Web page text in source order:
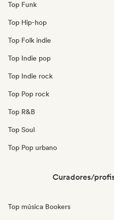
Top Funk
Top Hip-hop
Top Folk indie
Top Indie pop
Top Indie rock
Top Pop rock
Top R&B
Top Soul
Top Pop urbano
Curadores/
Top música Bookers